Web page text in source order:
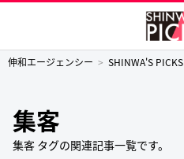
伸和エージェンシー SHINWA'S PICKS
集客
集客 タグの関連記事一覧です。